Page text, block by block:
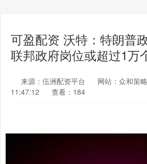
可盈配资 沃特：特朗普
联邦政府岗位或超过1万
来源：伍洲配资平台 网站：众和策略
11:47:12
查看：184